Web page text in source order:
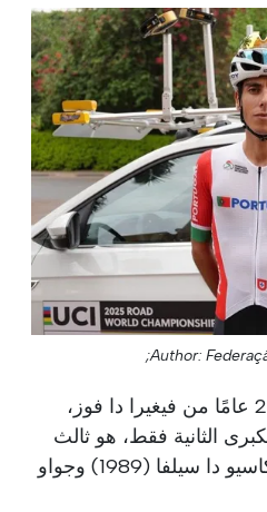
Author:
اللاعب البالغ من العمر 24 عامًا من فيغيرا دا فوز،
الثانية فقط، هو ثالث
، بعد أكاسيو دا سيلفا (1989) وجواو